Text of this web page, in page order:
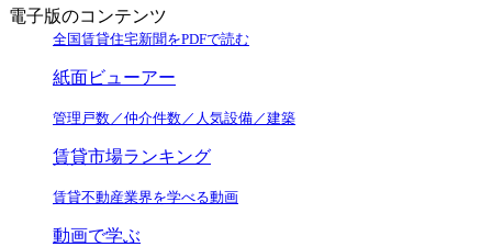
電子版のコンテンツ
全国賃貸住宅新聞をPDFで読む
紙面ビューアー
管理戸数／仲介件数／人気設備／建築
賃貸市場ランキング
賃貸不動産業界を学べる動画
動画で学ぶ